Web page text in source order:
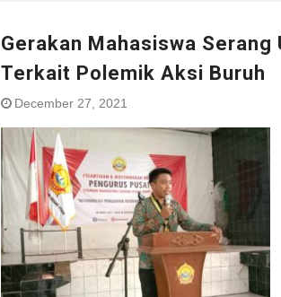
Gerakan Mahasiswa Serang
Terkait Polemik Aksi Buruh
December 27, 2021